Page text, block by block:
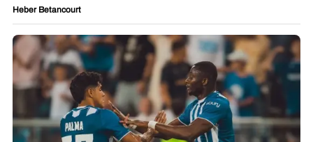
Heber Betancourt